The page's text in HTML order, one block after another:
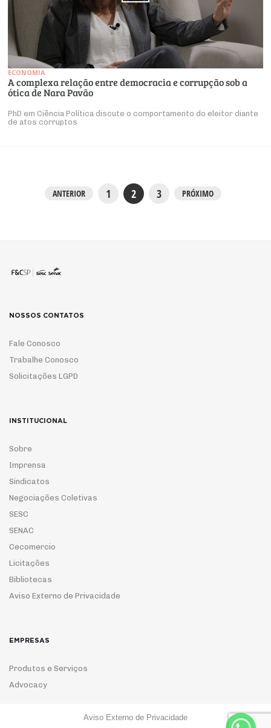
ECONOMIA
A complexa relação entre democracia e corrupção sob a
ótica de Nara Pavão
PhD em Ciência Política discute o comportamento do eleitor diante
de atos corruptos
ANTERIOR 1 2 3 PRÓXIMO
NOSSOS CONTATOS
Fale Conosco
Trabalhe Conosco
Solicitações LGPD
INSTITUCIONAL
Sobre
Imprensa
Sindicatos
Negociações Coletivas
SESC
SENAC
Cecomercio
Licitações
Bibliotecas
Aviso Externo de Privacidade
EMPRESAS
Produtos e Serviços
Advocacy
Aviso Externo de Privacidade